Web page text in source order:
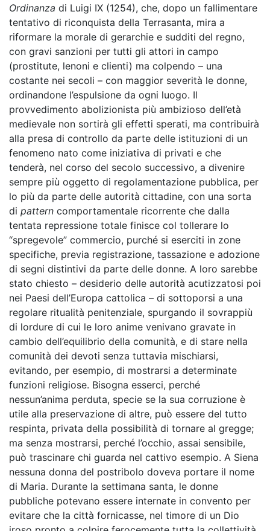
Ordinanza di Luigi IX (1254), che, dopo un fallimentare
tentativo di riconquista della Terrasanta, mira a
riformare la morale di gerarchie e sudditi del regno,
con gravi sanzioni per tutti gli attori in campo
(prostitute, lenoni e clienti) ma colpendo – una
costante nei secoli – con maggior severità le donne,
ordinandone l’espulsione da ogni luogo. Il
provvedimento abolizionista più ambizioso dell’età
medievale non sortirà gli effetti sperati, ma contribuirà
alla presa di controllo da parte delle istituzioni di un
fenomeno nato come iniziativa di privati e che
tenderà, nel corso del secolo successivo, a divenire
sempre più oggetto di regolamentazione pubblica, per
lo più da parte delle autorità cittadine, con una sorta
di pattern comportamentale ricorrente che dalla
tentata repressione totale finisce col tollerare lo
“spregevole” commercio, purché si eserciti in zone
specifiche, previa registrazione, tassazione e adozione
di segni distintivi da parte delle donne. A loro sarebbe
stato chiesto – desiderio delle autorità acutizzatosi poi
nei Paesi dell’Europa cattolica – di sottoporsi a una
regolare ritualità penitenziale, spurgando il sovrappiù
di lordure di cui le loro anime venivano gravate in
cambio dell’equilibrio della comunità, e di stare nella
comunità dei devoti senza tuttavia mischiarsi,
evitando, per esempio, di mostrarsi a determinate
funzioni religiose. Bisogna esserci, perché
nessun’anima perduta, specie se la sua corruzione è
utile alla preservazione di altre, può essere del tutto
respinta, privata della possibilità di tornare al gregge;
ma senza mostrarsi, perché l’occhio, assai sensibile,
può trascinare chi guarda nel cattivo esempio. A Siena
nessuna donna del postribolo doveva portare il nome
di Maria. Durante la settimana santa, le donne
pubbliche potevano essere internate in convento per
evitare che la città fornicasse, nel timore di un Dio